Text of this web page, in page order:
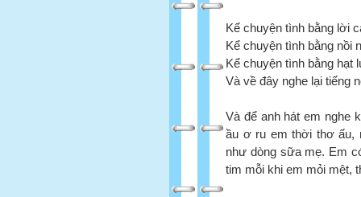
Kể chuyện tình bằng lời
Kể chuyện tình bằng nồi
Kể chuyện tình bằng hạt
Và về đây nghe lại tiếng
Và để anh hát em nghe
ầu ơ ru em thời thơ ấu,
như dòng sữa mẹ. Em
tim mỗi khi em mỏi mệt,